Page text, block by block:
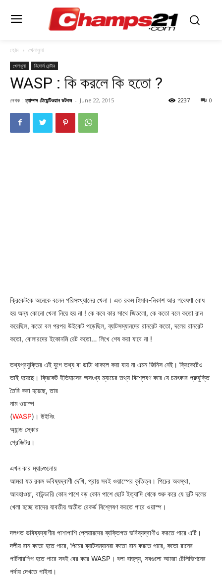
হোম খেলাধুলা
খেলাধুলা রিসোর্স সেন্টার
WASP : কি করলে কি হতো ?
লেখক : চ্যাম্পস টোয়েন্টিওয়ান ডটকম - June 22, 2015 0
2237
ক্রিকেটকে অনেকে বলেন পরিসংখ্যানের খেলা। এত রকম হিসাব-নিকাশ আর গবেষণা বোধ
হয় অন্য কোনো খেলা নিয়ে হয় না ! কে কবে কার সাথে জিতলো, কে কতো বলে কতো রান
করেছিল, কতো বল পরপর উইকেট পড়েছিল, ব্যাটসম্যানদের রানরেট কতো, দলের রানরেট
কতো, বোলারদের ইকোনমি রেট কতো… লিখে শেষ করা যাবে না !
তথ্যপ্রযুক্তির এই যুগে তথ্য বা ডাটা থাকলে করা যায় না এমন জিনিস নেই। ক্রিকেটেও
তাই হয়েছে। ক্রিকেট ইতিহাসের অসংখ্য ম্যাচের তথ্য বিশ্লেষণ করে যে চমৎকার প্রুযুক্তি
তৈরি করা হয়েছে, তার
নাম ওয়াস্প
(WASP)। উইনিং
অ্যান্ড স্কোর
প্রেডিক্টর।
এখন কার ম্যাচগুলোয়
আমরা যত রকম ভবিষ্যদ্বাণী দেখি, প্রায় সবই ওয়াস্পের কৃতিত্ব। পিচের অবস্থা,
আবহাওয়া, বাউন্ডারি কোন পাশে বড় কোন পাশে ছোট ইত্যাদি থেকে শুরু করে যে দুটি দলের
খেলা হচ্ছে তাদের যাবতীয় অতীত রেকর্ড বিশ্লেষণ করতে পারে ওয়াস্প।
দলগত ভবিষ্যদ্বাণীর পাশাপাশি প্লেয়ারদের ব্যক্তিগত ভবিষ্যদ্বাণীও করতে পারে এটি।
দলীয় রান কতো হতে পারে, পিচের ব্যাটসম্যানরা কতো রান করতে পারে, কতো রানের
পার্টনারশিপ হতে পারে সবই বের করে WASP। বলা বাহুল্য, সবগুলো আমরা টেলিভিশনের
পর্দায় দেখতে পাইনা।